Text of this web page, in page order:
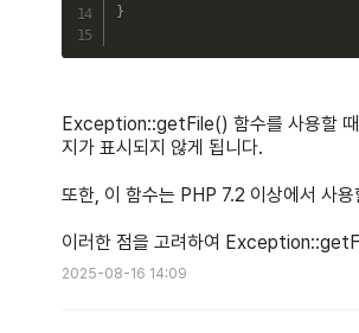
}
Exception::getFile() 함수를 사용할 때
지가 표시되지 않게 됩니다.
또한, 이 함수는 PHP 7.2 이상에서 사
이러한 점을 고려하여
2025-08-16 14:09